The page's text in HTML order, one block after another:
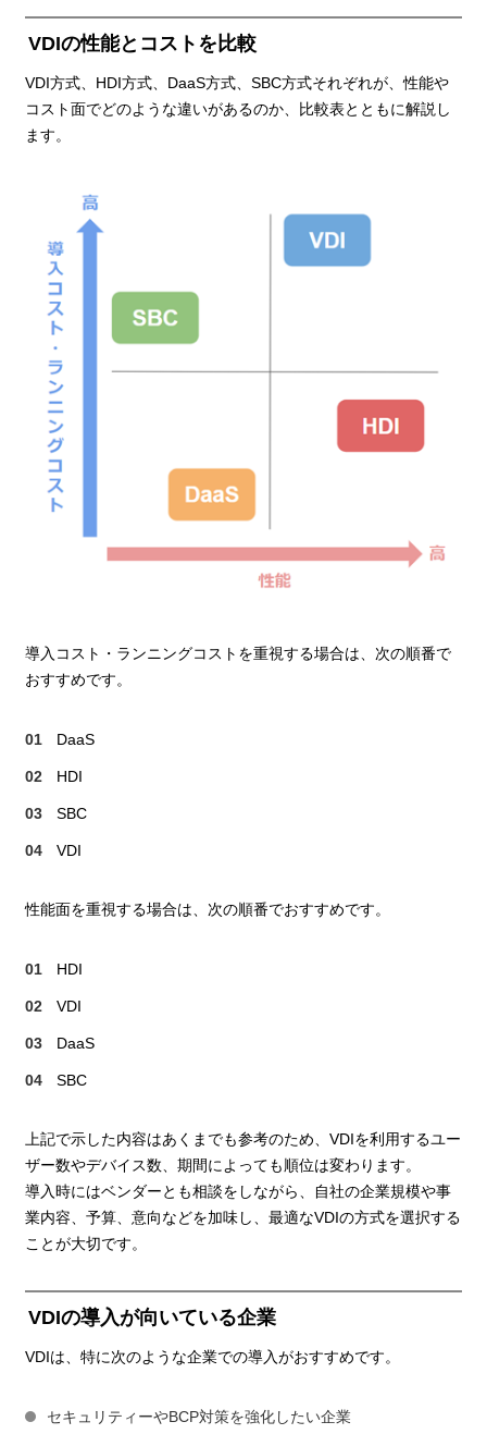
VDIの性能とコストを比較
VDI方式、HDI方式、DaaS方式、SBC方式それぞれが、性能や
コスト面でどのような違いがあるのか、比較表とともに解説し
ます。
導入コスト・ランニングコストを重視する場合は、次の順番で
おすすめです。
DaaS
HDI
SBC
VDI
性能面を重視する場合は、次の順番でおすすめです。
HDI
VDI
DaaS
SBC
上記で示した内容はあくまでも参考のため、VDIを利用するユー
ザー数やデバイス数、期間によっても順位は変わります。
導入時にはベンダーとも相談をしながら、自社の企業規模や事
業内容、予算、意向などを加味し、最適なVDIの方式を選択する
ことが大切です。
VDIの導入が向いている企業
VDIは、特に次のような企業での導入がおすすめです。
セキュリティーやBCP対策を強化したい企業